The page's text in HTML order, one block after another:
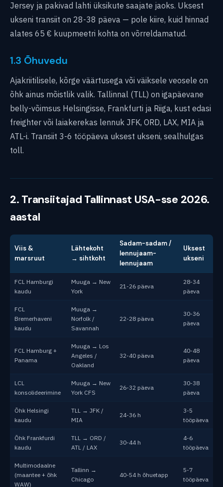
Jersey ja pakivad lahti üksikute saajate jaoks. Uksest
ukseni transiit on 28-38 päeva — pole kiire, kuid hinnad
alates 65 € kuupmeetri kohta on võrreldamatud.
1.3 Õhuvedu
Ajakriitilisele, kõrge väärtusega või väiksele veosele on
õhk ainus mõistlik valik. Tallinnal (TLL) on igapäevane
belly-võimsus Helsingisse, Frankfurti ja Riiga, kust edasi
freighter või laiakerekas lennuk JFK, ORD, LAX, MIA ja
ATL-i. Transiit 3-6 tööpäeva uksest ukseni, sealhulgas
toll.
2. Transiitajad Tallinnast USA-sse 2026.
aastal
Viis &
marsruut
Lähtekoht
→ sihtkoht
Sadam-sadam /
lennujaam-
lennujaam
Uksest
ukseni
FCL Hamburgi
kaudu
Muuga → New
York
21-26 päeva
28-34
päeva
FCL
Bremerhaveni
kaudu
Muuga →
Norfolk /
Savannah
22-28 päeva
30-36
päeva
FCL Hamburg +
Panama
Muuga → Los
Angeles /
Oakland
32-40 päeva
40-48
päeva
LCL
konsolideerimine
Muuga → New
York CFS
26-32 päeva
30-38
päeva
Õhk Helsingi
kaudu
TLL → JFK /
MIA
24-36 h
3-5
tööpäeva
Õhk Frankfurdi
kaudu
TLL → ORD /
ATL / LAX
30-44 h
4-6
tööpäeva
Multimodaalne
(maantee + õhk
WAW)
Tallinn →
Chicago
40-54 h õhuetapp
5-7
tööpäeva